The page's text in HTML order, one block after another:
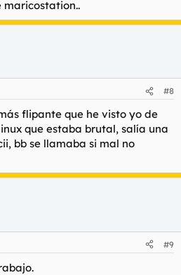
maricostation..
#8
flipante que he visto yo de
que estaba brutal, salía una
bb se llamaba si mal no
#9